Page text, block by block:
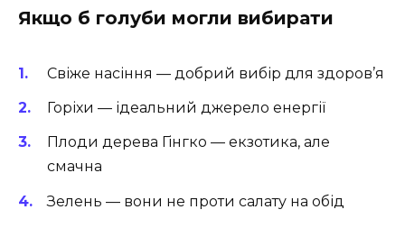
Якщо б голуби могли вибирати
Свіже насіння — добрий вибір для здоров’я
Горіхи — ідеальний джерело енергії
Плоди дерева Гінгко — екзотика, але
смачна
Зелень — вони не проти салату на обід